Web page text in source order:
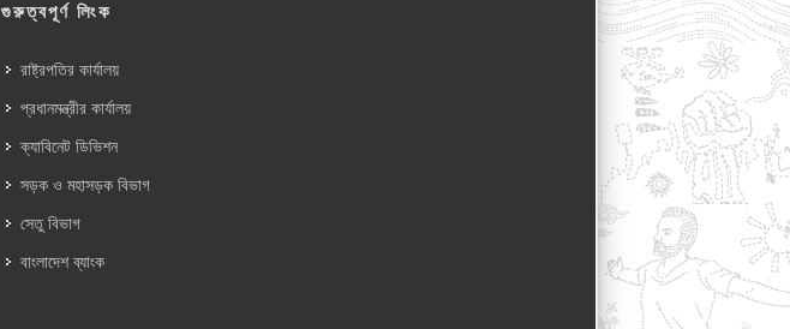
গুরুত্বপূর্ণ লিংক
রাষ্ট্রপতির কার্যালয়
প্রধানমন্ত্রীর কার্যালয়
ক্যাবিনেট ডিভিশন
সড়ক ও মহাসড়ক বিভাগ
সেতু বিভাগ
বাংলাদেশ ব্যাংক